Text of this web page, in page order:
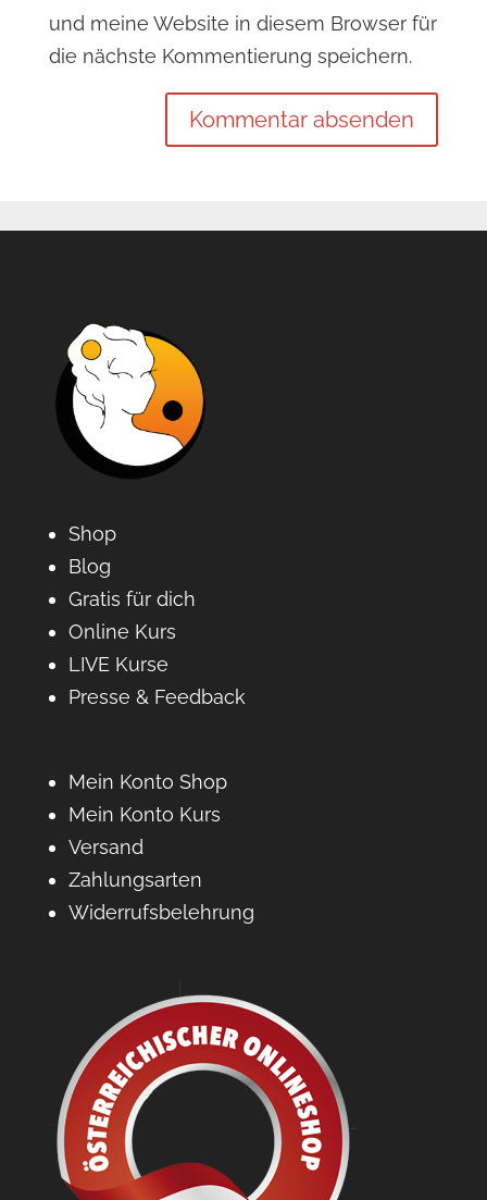
und meine Website in diesem Browser für
die nächste Kommentierung speichern.
Shop
Blog
Gratis für dich
Online Kurs
LIVE Kurse
Presse & Feedback
Mein Konto Shop
Mein Konto Kurs
Versand
Zahlungsarten
Widerrufsbelehrung